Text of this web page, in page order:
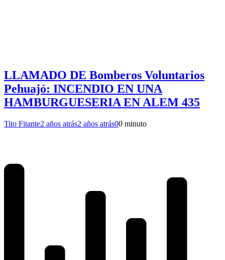
LLAMADO DE Bomberos Voluntarios
Pehuajó: INCENDIO EN UNA
HAMBURGUESERIA EN ALEM 435
Tito Fitante2 años atrás2 años atrás00 minuto